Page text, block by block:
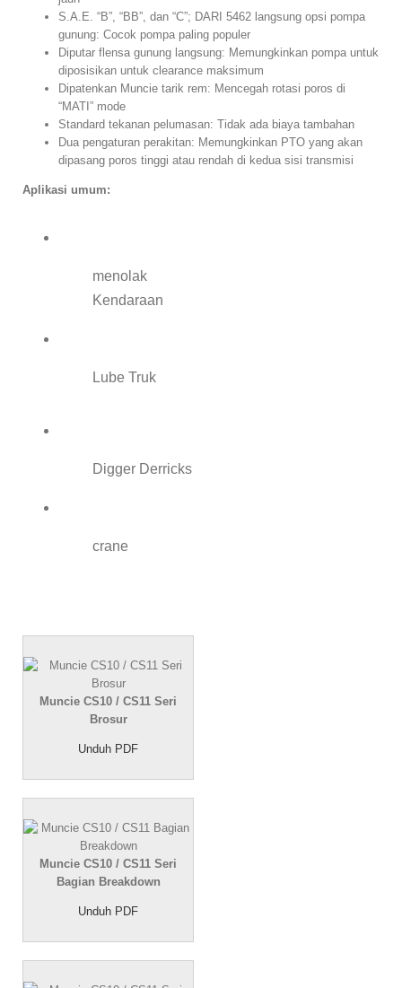
S.A.E. “B”, “BB”, dan “C”; DARI 5462 langsung opsi pompa
gunung: Cocok pompa paling populer
Diputar flensa gunung langsung: Memungkinkan pompa untuk
diposisikan untuk clearance maksimum
Dipatenkan Muncie tarik rem: Mencegah rotasi poros di
“MATI” mode
Standard tekanan pelumasan: Tidak ada biaya tambahan
Dua pengaturan perakitan: Memungkinkan PTO yang akan
dipasang poros tinggi atau rendah di kedua sisi transmisi
Aplikasi umum:
menolak
Kendaraan
Lube Truk
Digger Derricks
crane
Muncie CS10 / CS11 Seri
Brosur
Unduh PDF
Muncie CS10 / CS11 Seri
Bagian Breakdown
Unduh PDF